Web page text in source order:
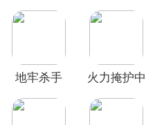
地牢杀手
火力掩护中
(Cover